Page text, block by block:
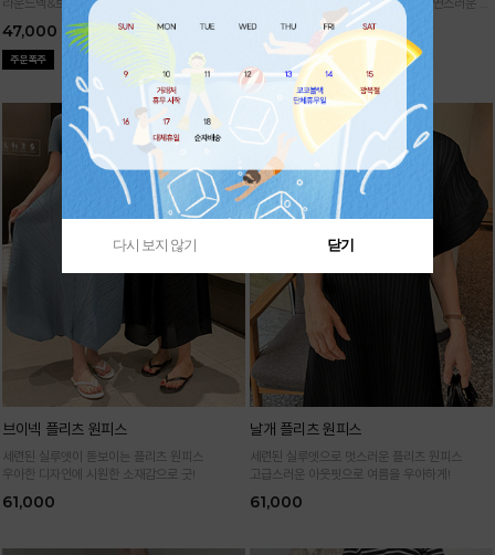
47,000
형 커버 허리 전체 밴딩으로 편안한 착용감
29,000
브이넥 플리츠 원피스
세련된 실루엣이 돋보이는 플리츠 원피스
우아한 디자인에 시원한 소재감으로 굿!
61,000
날개 플리츠 원피스
세련된 실루엣으로 멋스러운 플리츠 원피스
고급스러운 아웃핏으로 여름을 우아하게!
61,000
다시 보지 않기 닫기